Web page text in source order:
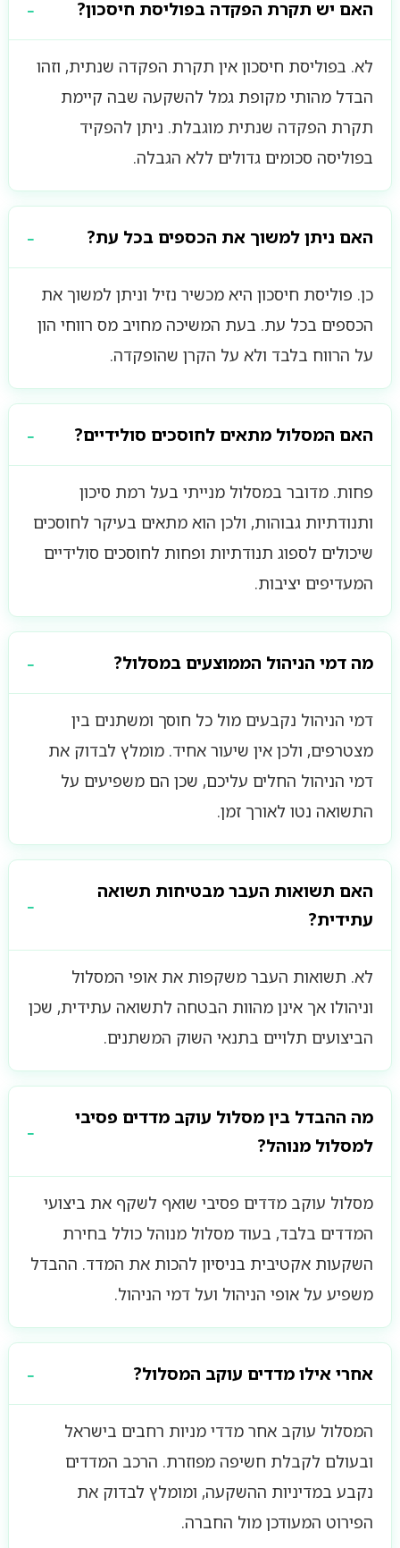
האם יש תקרת הפקדה בפוליסת חיסכון?
לא. בפוליסת חיסכון אין תקרת הפקדה שנתית, וזהו
הבדל מהותי מקופת גמל להשקעה שבה קיימת
תקרת הפקדה שנתית מוגבלת. ניתן להפקיד
בפוליסה סכומים גדולים ללא הגבלה.
האם ניתן למשוך את הכספים בכל עת?
כן. פוליסת חיסכון היא מכשיר נזיל וניתן למשוך את
הכספים בכל עת. בעת המשיכה מחויב מס רווחי הון
על הרווח בלבד ולא על הקרן שהופקדה.
האם המסלול מתאים לחוסכים סולידיים?
פחות. מדובר במסלול מנייתי בעל רמת סיכון
ותנודתיות גבוהות, ולכן הוא מתאים בעיקר לחוסכים
שיכולים לספוג תנודתיות ופחות לחוסכים סולידיים
המעדיפים יציבות.
מה דמי הניהול הממוצעים במסלול?
דמי הניהול נקבעים מול כל חוסך ומשתנים בין
מצטרפים, ולכן אין שיעור אחיד. מומלץ לבדוק את
דמי הניהול החלים עליכם, שכן הם משפיעים על
התשואה נטו לאורך זמן.
האם תשואות העבר מבטיחות תשואה
עתידית?
לא. תשואות העבר משקפות את אופי המסלול
וניהולו אך אינן מהוות הבטחה לתשואה עתידית, שכן
הביצועים תלויים בתנאי השוק המשתנים.
מה ההבדל בין מסלול עוקב מדדים פסיבי
למסלול מנוהל?
מסלול עוקב מדדים פסיבי שואף לשקף את ביצועי
המדדים בלבד, בעוד מסלול מנוהל כולל בחירת
השקעות אקטיבית בניסיון להכות את המדד. ההבדל
משפיע על אופי הניהול ועל דמי הניהול.
אחרי אילו מדדים עוקב המסלול?
המסלול עוקב אחר מדדי מניות רחבים בישראל
ובעולם לקבלת חשיפה מפוזרת. הרכב המדדים
נקבע במדיניות ההשקעה, ומומלץ לבדוק את
הפירוט המעודכן מול החברה.